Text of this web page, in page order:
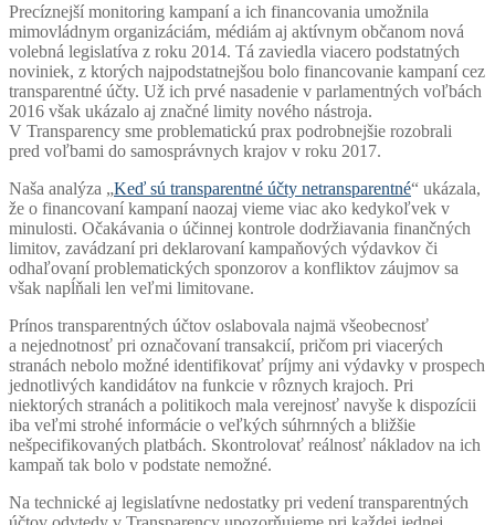
Precíznejší monitoring kampaní a ich financovania umožnila
mimovládnym organizáciám, médiám aj aktívnym občanom nová
volebná legislatíva z roku 2014. Tá zaviedla viacero podstatných
noviniek, z ktorých najpodstatnejšou bolo financovanie kampaní cez
transparentné účty. Už ich prvé nasadenie v parlamentných voľbách
2016 však ukázalo aj značné limity nového nástroja.
V Transparency sme problematickú prax podrobnejšie rozobrali
pred voľbami do samosprávnych krajov v roku 2017.
Naša analýza „Keď sú transparentné účty netransparentné“ ukázala,
že o financovaní kampaní naozaj vieme viac ako kedykoľvek v
minulosti. Očakávania o účinnej kontrole dodržiavania finančných
limitov, zavádzaní pri deklarovaní kampaňových výdavkov či
odhaľovaní problematických sponzorov a konfliktov záujmov sa
však napĺňali len veľmi limitovane.
Prínos transparentných účtov oslabovala najmä všeobecnosť
a nejednotnosť pri označovaní transakcií, pričom pri viacerých
stranách nebolo možné identifikovať príjmy ani výdavky v prospech
jednotlivých kandidátov na funkcie v rôznych krajoch. Pri
niektorých stranách a politikoch mala verejnosť navyše k dispozícii
iba veľmi strohé informácie o veľkých súhrnných a bližšie
nešpecifikovaných platbách. Skontrolovať reálnosť nákladov na ich
kampaň tak bolo v podstate nemožné.
Na technické aj legislatívne nedostatky pri vedení transparentných